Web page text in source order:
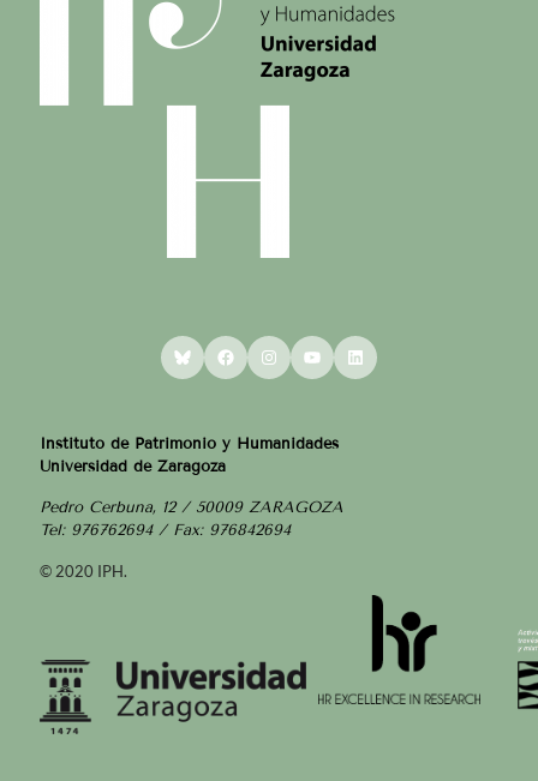
BlueskyFacebookInstagram
YouTubeLinkedIn
Instituto de Patrimonio y Humanidades
Universidad de Zaragoza
Pedro Cerbuna, 12 / 50009 ZARAGOZA
Tel: 976762694 / Fax: 976842694
© 2020 IPH.